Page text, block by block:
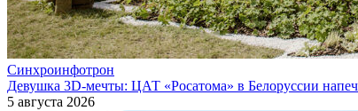
Синхроинфотрон
Девушка 3D-мечты: ЦАТ «Росатома» в Белоруссии
5 августа 2026